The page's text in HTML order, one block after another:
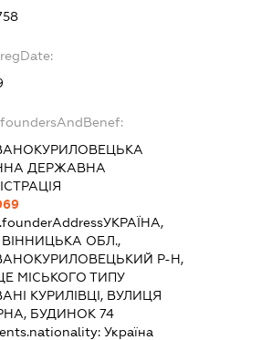
ДЕРЖАВНА
УКРАЇНА,
ВІННИЦЬКА ОБЛ.,
Р-Н,
МІСЬКОГО ТИПУ
КУРИЛІВЦІ, ВУЛИЦЯ
БУДИНОК 74
Україна